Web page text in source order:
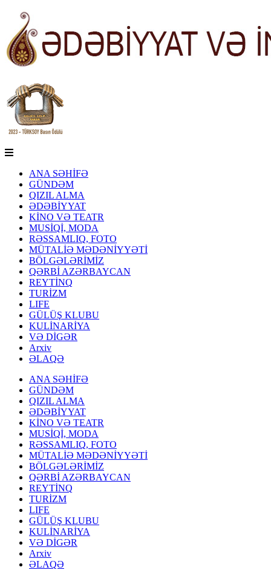
ANA SƏHİFƏ
GÜNDƏM
QIZIL ALMA
ƏDƏBİYYAT
KİNO VƏ TEATR
MUSİQİ, MODA
RƏSSAMLIQ, FOTO
MÜTALİƏ MƏDƏNİYYƏTİ
BÖLGƏLƏRİMİZ
QƏRBİ AZƏRBAYCAN
REYTİNQ
TURİZM
LIFE
GÜLÜŞ KLUBU
KULİNARİYA
VƏ DİGƏR
Arxiv
ƏLAQƏ
ANA SƏHİFƏ
GÜNDƏM
QIZIL ALMA
ƏDƏBİYYAT
KİNO VƏ TEATR
MUSİQİ, MODA
RƏSSAMLIQ, FOTO
MÜTALİƏ MƏDƏNİYYƏTİ
BÖLGƏLƏRİMİZ
QƏRBİ AZƏRBAYCAN
REYTİNQ
TURİZM
LIFE
GÜLÜŞ KLUBU
KULİNARİYA
VƏ DİGƏR
Arxiv
ƏLAQƏ